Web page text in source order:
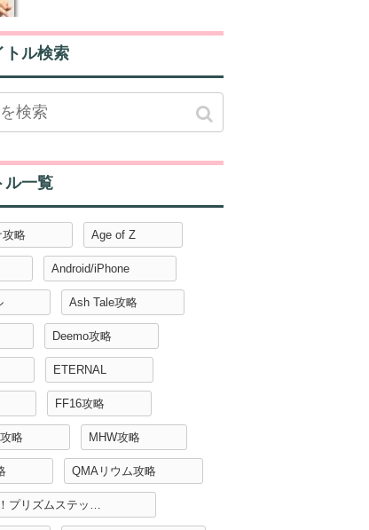
トル検索
ル一覧
略 Age of Z
Android/iPhone
Ash Tale攻略
Deemo攻略
ETERNAL
FF16攻略
略 MHW攻略
QMAリウム攻略